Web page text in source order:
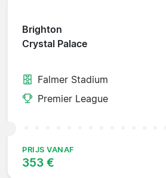
Brighton
Crystal Palace
Falmer Stadium
Premier League
PRIJS VANAF
353 €